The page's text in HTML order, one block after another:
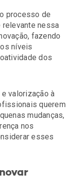
processo de
relevante nessa
fazendo
níveis
dos
valorização à
querem
mudanças,
nos
esses